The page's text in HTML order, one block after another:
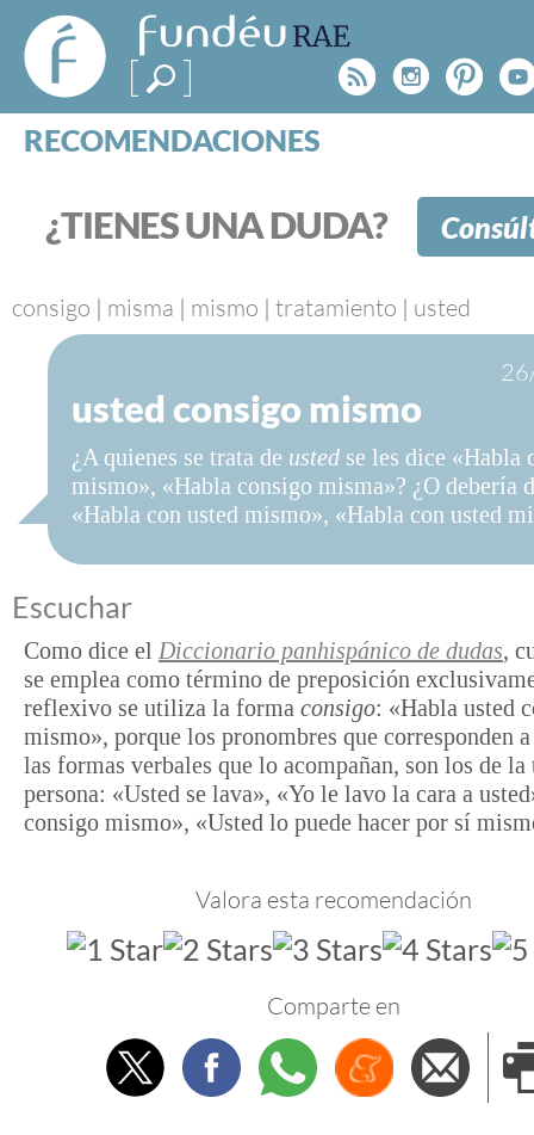
FundéuRAE
- Fundación
del Español
Urgente
Rss
RECOMENDACIONES
CATEGORÍAS
ESPECIALES
BLOG
NOTICIAS
SOBRE LA FUNDÉURAE
FundéuRAE es una fundación patrocinada por la
y la Real Academia Española, cuyo objetivo es
el buen uso del español en los medios de
Internet.
¿TIENES UNA DUDA?
consigo | misma | mismo | tratamiento | usted
usted consigo mismo
¿A quienes se trata de usted se les dice «Habla
mismo», «Habla consigo misma»? ¿O debería
«Habla con usted mismo», «Habla con usted
Escuchar
Como dice el Diccionario panhispánico de dudas,
se emplea como término de preposición
reflexivo se utiliza la forma consigo: «Habla usted
mismo», porque los pronombres que corresponden
las formas verbales que lo acompañan, son los de la
persona: «Usted se lava», «Yo le lavo la cara a
consigo mismo», «Usted lo puede hacer por sí
Valora esta recomendación
Comparte en
TwitterFacebookWhatsappMenéame